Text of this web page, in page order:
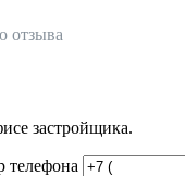
отзыва
застройщика.
телефона